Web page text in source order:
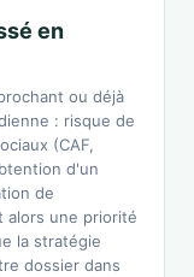
en
ou déjà
: risque de
(CAF,
d'un
de
alors une priorité
la stratégie
dossier dans